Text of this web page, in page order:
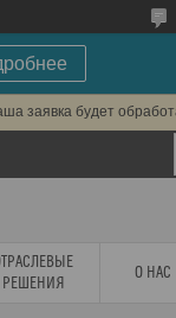
заявка будет
РЕШЕНИЯ
О НАС